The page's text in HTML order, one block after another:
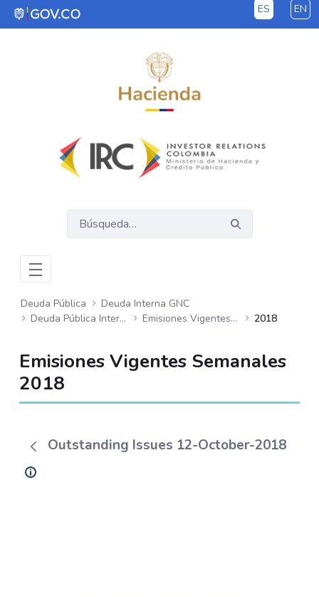
Saltar al contenido principal ES EN
Deuda Pública
Deuda Interna GNC
Deuda Pública Interna GNC
Emisiones Vigentes Semanales 2018
Emisiones Vigentes Semanales
2018
Outstanding Issues 12-October-2018